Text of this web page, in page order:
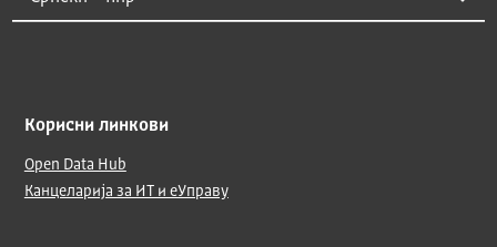
Корисни линкови
Open Data Hub
Канцеларија за ИТ и еУправу